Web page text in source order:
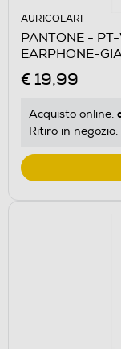
AURICOLARI
PANTONE -
EARPHONE-
€ 19,99
Acquisto online:
Ritiro in negozio: